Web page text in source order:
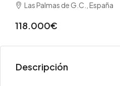
Las Palmas de G.C., España
118.000€
Descripción